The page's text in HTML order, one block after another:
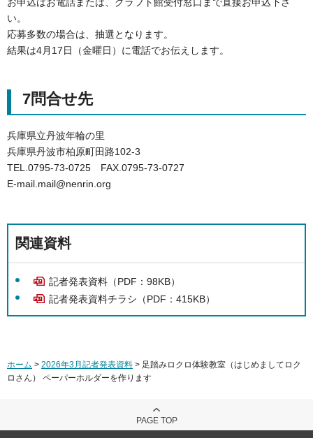
お申込はお電話または、クラフト館受付窓口まで直接お申込下さ
い。
応募多数の場合は、抽選となります。
結果は4月17日（金曜日）に電話でお伝えします。
7問合せ先
兵庫県立丹波年輪の里
兵庫県丹波市柏原町田路102-3
TEL.0795-73-0725 FAX.0795-73-0727
E-mail.mail@nenrin.org
関連資料
記者発表資料（PDF：98KB）
記者発表資料チラシ（PDF：415KB）
ホーム > 2026年3月記者発表資料 > 足踏みロクロ体験教室（はじめましてロク
ロさん） ペーパーホルダーを作ります
PAGE TOP